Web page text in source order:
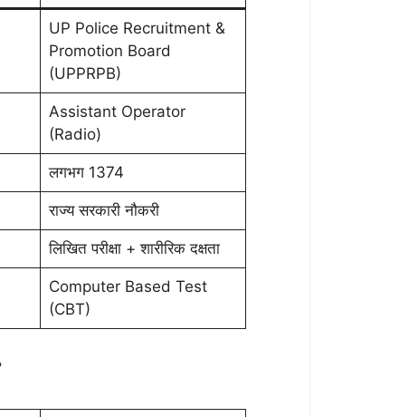
UP Police Recruitment &
Promotion Board
(UPPRPB)
Assistant Operator
(Radio)
लगभग 1374
राज्य सरकारी नौकरी
लिखित परीक्षा + शारीरिक दक्षता
Computer Based Test
(CBT)